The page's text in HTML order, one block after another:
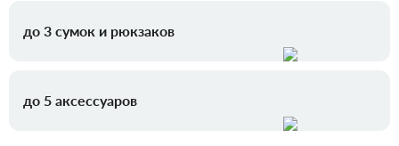
до 3 сумок и рюкзаков
до 5 аксессуаров